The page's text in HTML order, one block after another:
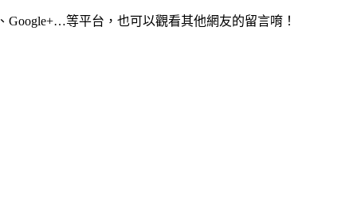
等平台，也可以觀看其他網友的留言唷！